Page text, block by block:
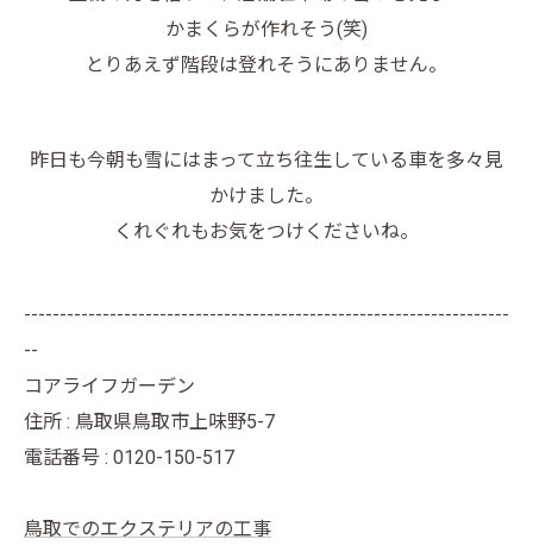
かまくらが作れそう(笑)
とりあえず階段は登れそうにありません。
昨日も今朝も雪にはまって立ち往生している車を多々見
かけました。
くれぐれもお気をつけくださいね。
--------------------------------------------------------------------
--
コアライフガーデン
住所 : 鳥取県鳥取市上味野5-7
電話番号 : 0120-150-517
鳥取でのエクステリアの工事